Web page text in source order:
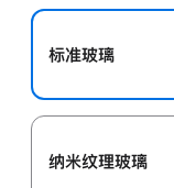
标准玻璃
纳米纹理玻璃